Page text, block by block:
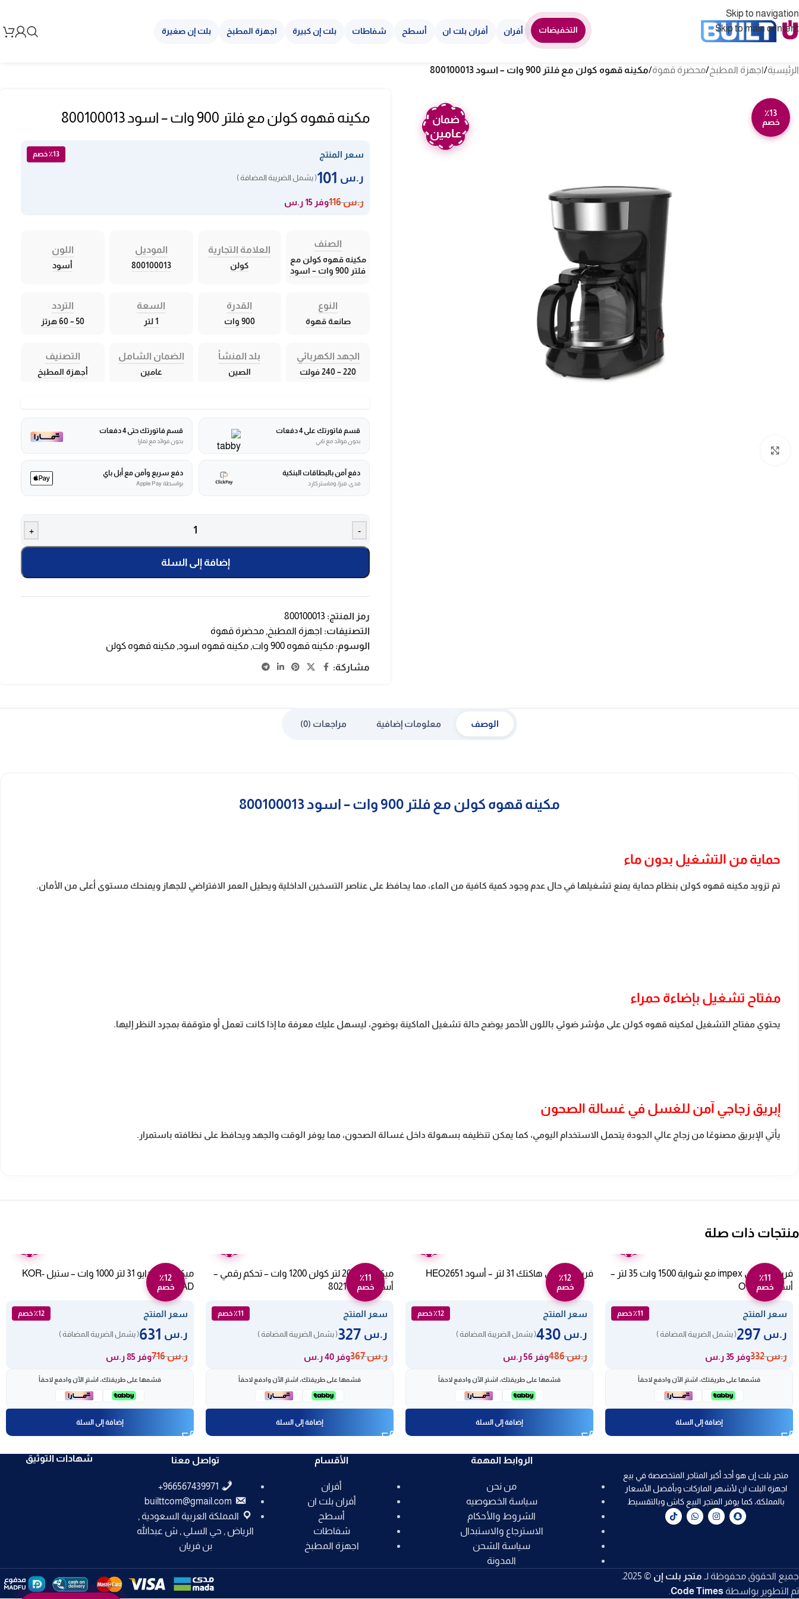
Skip to navigation
Skip to main content
التخفيضات أفران أفران بلت ان أسطح شفاطات بلت إن كبيرة اجهزة المطبخ بلت إن صغيرة
الرئيسية/اجهزة المطبخ/محضرة قهوة/مكينه قهوه كولن مع فلتر 900 وات – اسود 800100013
٪13
خصم
ضمان
عامين
مكينه قهوه كولن مع فلتر 900 وات – اسود 800100013
سعر المنتج ٪13 خصم
ر.س ( يشمل الضريبة المضافة )
ر.س116 وفر 15 ر.س
الصنف
مكينه قهوه كولن مع
فلتر 900 وات – اسود
العلامة التجارية
كولن
الموديل
800100013
اللون
أسود
النوع
صانعة قهوة
القدرة
900 وات
السعة
1 لتر
التردد
50 – 60 هرتز
الجهد الكهربائي
220 – 240 فولت
بلد المنشأ
الصين
الضمان الشامل
عامين
التصنيف
أجهزة المطبخ
قسم فاتورتك على 4 دفعات
بدون فوائد مع تابي
قسم فاتورتك حتى 4 دفعات
بدون فوائد مع تمارا
دفع آمن بالبطاقات البنكية
مدى، فيزا، وماستركارد
دفع سريع وآمن مع أبل باي
بواسطة Apple Pay
-
+
إضافة إلى السلة
رمز المنتج: 800100013
التصنيفات: اجهزة المطبخ , محضرة قهوة
الوسوم: مكينه قهوه 900 وات , مكينه قهوه اسود, مكينه قهوه كولن
مشاركة:
الوصف معلومات إضافية مراجعات (0)
مكينه قهوه كولن مع فلتر 900 وات – اسود 800100013
حماية من التشغيل بدون ماء
تم تزويد مكينه قهوه كولن بنظام حماية يمنع تشغيلها في حال عدم وجود كمية كافية من الماء، مما يحافظ على عناصر التسخين الداخلية ويطيل العمر الافتراضي للجهاز ويمنحك مستوى أعلى من الأمان.
مفتاح تشغيل بإضاءة حمراء
يحتوي مفتاح التشغيل لمكينه قهوه كولن على مؤشر ضوئي باللون الأحمر يوضح حالة تشغيل الماكينة بوضوح، ليسهل عليك معرفة ما إذا كانت تعمل أو متوقفة بمجرد النظر إليها.
إبريق زجاجي آمن للغسل في غسالة الصحون
يأتي الإبريق مصنوعًا من زجاج عالي الجودة يتحمل الاستخدام اليومي، كما يمكن تنظيفه بسهولة داخل غسالة الصحون، مما يوفر الوقت والجهد ويحافظ على نظافته باستمرار.
منتجات ذات صلة
٪11
خصم
فرن كهربائي impex مع شواية 1500 وات 35 لتر –
أسود Ov 2901
سعر المنتج ٪11 خصم
ر.س ( يشمل الضريبة المضافة )
ر.س332 وفر 35 ر.س
قسّمها على طريقتك، اشترِ الآن وادفع لاحقاً
إضافة إلى السلة
٪12
خصم
فرن كهربائي هاكتك 31 لتر – أسود HEO2651
سعر المنتج ٪12 خصم
ر.س ( يشمل الضريبة المضافة )
ر.س486 وفر 56 ر.س
قسّمها على طريقتك، اشترِ الآن وادفع لاحقاً
إضافة إلى السلة
٪11
خصم
ميكروويف 20 لتر كولن 1200 وات – تحكم رقمي –
أسود 802100003
سعر المنتج ٪11 خصم
ر.س ( يشمل الضريبة المضافة )
ر.س367 وفر 40 ر.س
قسّمها على طريقتك، اشترِ الآن وادفع لاحقاً
إضافة إلى السلة
٪12
خصم
ميكروويف دايو 31 لتر 1000 وات – ستيل KOR-
1N5AD
سعر المنتج ٪12 خصم
ر.س ( يشمل الضريبة المضافة )
ر.س716 وفر 85 ر.س
قسّمها على طريقتك، اشترِ الآن وادفع لاحقاً
إضافة إلى السلة
متجر بلت إن هو أحد أكبر المتاجر المتخصصة في بيع
اجهزة البلت ان لأشهر الماركات وبأفضل الأسعار
بالمملكة، كما يوفر المتجر البيع كاش وبالتقسيط
الروابط المهمة
من نحن
سياسة الخصوصيه
الشروط والأحكام
الاسترجاع والاستبدال
سياسة الشحن
المدونة
الأقسام
أفران
أفران بلت ان
أسطح
شفاطات
اجهزة المطبخ
تواصل معنا
builttcom@gmail.com
المملكة العربية السعودية ,
الرياض , حي السلي , ش عبدالله
بن فريان
شهادات التوثيق
جميع الحقوق محفوظة لـ متجر بلت إن © 2025.
تم التطوير بواسطة Code Times
.